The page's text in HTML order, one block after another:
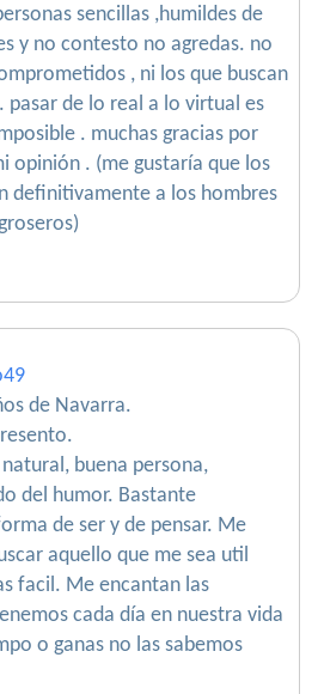
sencillas ,humildes de
y no contesto no agredas. no
, ni los que buscan
pasar de lo real a lo virtual es
. muchas gracias por
opinión . (me gustaría que los
definitivamente a los hombres
de Navarra.
buena persona,
del humor. Bastante
de ser y de pensar. Me
aquello que me sea util
facil. Me encantan las
cada día en nuestra vida
o ganas no las sabemos